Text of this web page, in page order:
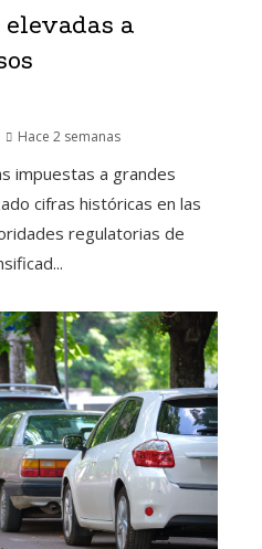
a
Hace 2 semanas
impuestas a grandes
cifras históricas en las
regulatorias de